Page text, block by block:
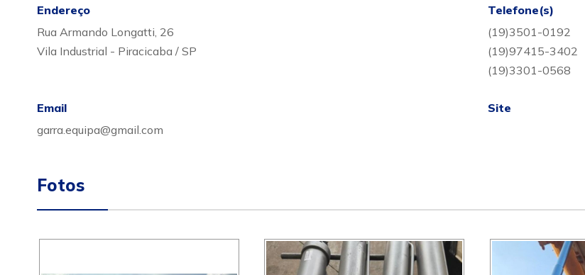
Endereço
Rua Armando Longatti, 26
Vila Industrial - Piracicaba / SP
Telefone(s)
(19)3501-0192
(19)97415-3402
(19)3301-0568
Email
garra.equipa@gmail.com
Site
Fotos